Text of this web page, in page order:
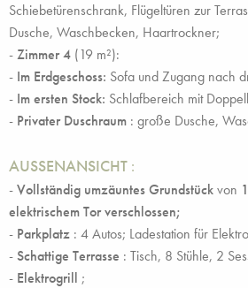
Schiebetürenschrank, Flügeltüren zur
Dusche, Waschbecken, Haartrockner;
-Zimmer 4 (19 m²):
- Im Erdgeschoss: Sofa und Zugang nach
- Im ersten Stock: Schlafbereich mit
- Privater Duschraum : große Dusche,
AUSSENANSICHT :
-Vollständig umzäuntes Grundstückvon
elektrischem Tor verschlossen;
- Parkplatz : 4 Autos; Ladestation für
-Schattige Terrasse : Tisch, 8 Stühle, 2
- Elektrogrill ;